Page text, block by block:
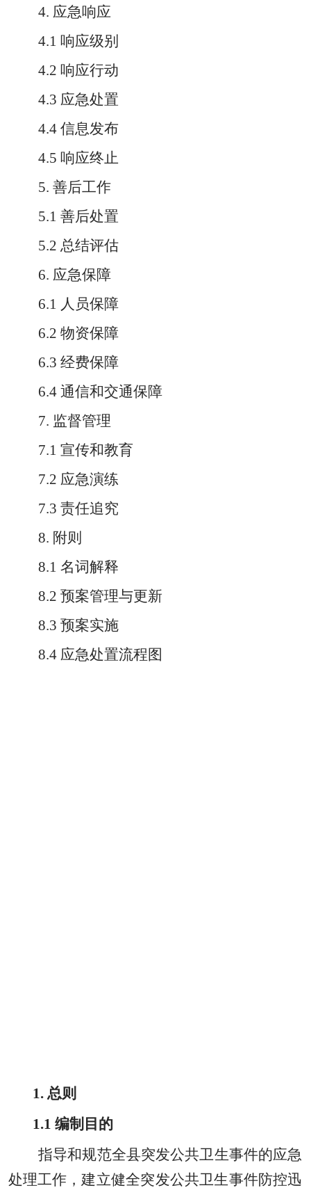
4. 应急响应
4.1 响应级别
4.2 响应行动
4.3 应急处置
4.4 信息发布
4.5 响应终止
5. 善后工作
5.1 善后处置
5.2 总结评估
6. 应急保障
6.1 人员保障
6.2 物资保障
6.3 经费保障
6.4 通信和交通保障
7. 监督管理
7.1 宣传和教育
7.2 应急演练
7.3 责任追究
8. 附则
8.1 名词解释
8.2 预案管理与更新
8.3 预案实施
8.4 应急处置流程图
1.总则
1.1编制目的
指导和规范全县突发公共卫生事件的应急
处理工作 ，建立健全突发公共卫生事件防控迅